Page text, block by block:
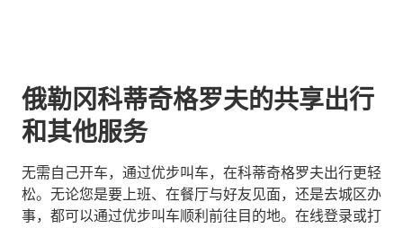
俄勒冈科蒂奇格罗夫的共享出行
和其他服务
无需自己开车，通过优步叫车，在科蒂奇格罗夫出行更轻
松。无论您是要上班、在餐厅与好友见面，还是去城区办
事，都可以通过优步叫车顺利前往目的地。在线登录或打